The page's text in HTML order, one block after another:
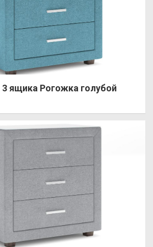
ящика Рогожка голубой